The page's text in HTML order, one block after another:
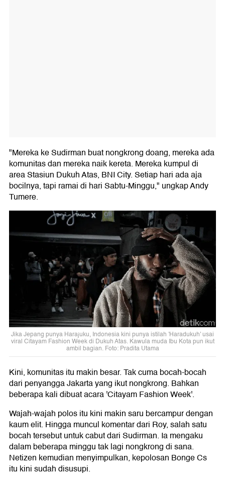
"Mereka ke Sudirman buat nongkrong doang, mereka ada
komunitas dan mereka naik kereta. Mereka kumpul di
area Stasiun Dukuh Atas, BNI City. Setiap hari ada aja
bocilnya, tapi ramai di hari Sabtu-Minggu," ungkap Andy
Tumere.
Jika Jepang punya Harajuku, Indonesia kini punya istilah 'Haradukuh' usai
viral Citayam Fashion Week di Dukuh Atas. Kawula muda Ibu Kota pun ikut
ambil bagian. Foto: Pradita Utama
Kini, komunitas itu makin besar. Tak cuma bocah-bocah
dari penyangga Jakarta yang ikut nongkrong. Bahkan
beberapa kali dibuat acara 'Citayam Fashion Week'.
Wajah-wajah polos itu kini makin saru bercampur dengan
kaum elit. Hingga muncul komentar dari Roy, salah satu
bocah tersebut untuk cabut dari Sudirman. Ia mengaku
dalam beberapa minggu tak lagi nongkrong di sana.
Netizen kemudian menyimpulkan, kepolosan Bonge Cs
itu kini sudah disusupi.